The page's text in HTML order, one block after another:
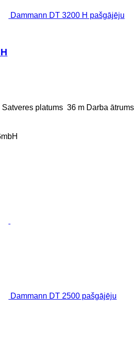
Dammann DT 3200 H pašgājēju
Satveres platums 36 m Darba ātrums
Dammann DT 2500 pašgājēju